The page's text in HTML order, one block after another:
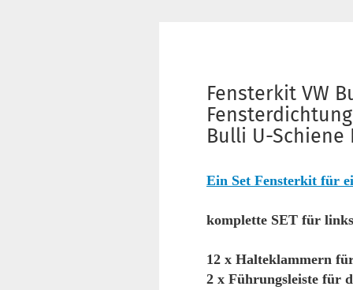
Fensterkit VW
Bulli U-
Ein Set Fensterkit für
komplette SET für
12 x Halteklammern
2 x Führungsleiste für